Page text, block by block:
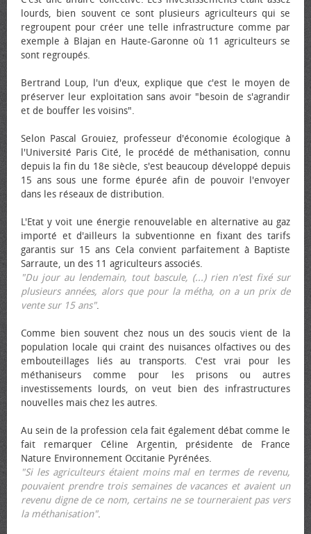
lourds, bien souvent ce sont plusieurs agriculteurs qui se
regroupent pour créer une telle infrastructure comme par
exemple à Blajan en Haute-Garonne où 11 agriculteurs se
sont regroupés.
Bertrand Loup, l'un d'eux, explique que c'est le moyen de
préserver leur exploitation sans avoir "besoin de s'agrandir
et de bouffer les voisins".
Selon Pascal Grouiez, professeur d'économie écologique à
l'Université Paris Cité, le procédé de méthanisation, connu
depuis la fin du 18e siècle, s'est beaucoup développé depuis
15 ans sous une forme épurée afin de pouvoir l'envoyer
dans les réseaux de distribution.
L'Etat y voit une énergie renouvelable en alternative au gaz
importé et d'ailleurs la subventionne en fixant des tarifs
garantis sur 15 ans Cela convient parfaitement à Baptiste
Sarraute, un des 11 agriculteurs associés.
"Du jour au lendemain, tout bascule, (...) rien n'est fixé sur
plusieurs années, alors que pour la métha, on a un prix de
vente sur 15 ans".
Comme bien souvent chez nous un des soucis vient de la
population locale qui craint des nuisances olfactives ou des
embouteillages liés au transports. C'est vrai pour les
méthaniseurs comme pour les prisons ou autres
investissements lourds, on veut bien des infrastructures
nouvelles mais chez les autres.
Au sein de la profession cela fait également débat comme le
fait remarquer Céline Argentin, présidente de France
Nature Environnement Occitanie Pyrénées.
"Si les agriculteurs étaient moins mal en termes de revenu,
pouvaient prendre trois semaines de vacances et avaient un
revenu digne de ce nom, certains ne se tourneraient pas vers
la méthanisation".